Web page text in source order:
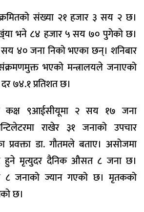
संख्या २१ हजार ३ सय २ छ।
भने ८४ हजार ५ सय ७० पुगेको छ।
४० जना निको भएका छन्। शनिबार
भएको मन्त्रालयले जनाएको
७४.१ प्रतिशत छ।
कक्ष ९आईसीयूमा २ सय १७ जना
राखेर ३१ जनाको उपचार
प्रवक्ता डा. गौतमले बताए। असोजमा
हुने मृत्युदर दैनिक औसत ८ जना छ।
८ जनाको ज्यान गएको छ। मृतकको
छ।